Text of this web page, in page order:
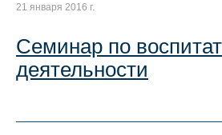
21 января 2016 г.
Семинар по
деятельности